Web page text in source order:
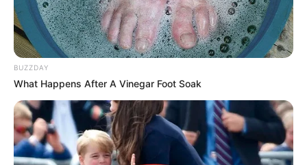
BUZZDAY
What Happens After A Vinegar Foot Soak